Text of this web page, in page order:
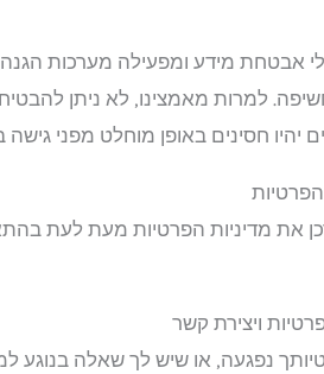
למרות מאמצינו, לא ניתן
יהיו חסינים באופן מוחלט מפני
מדיניות הפרטיות מעת לעת בהתאם
נפגעה, או שיש לך שאלה בנוגע